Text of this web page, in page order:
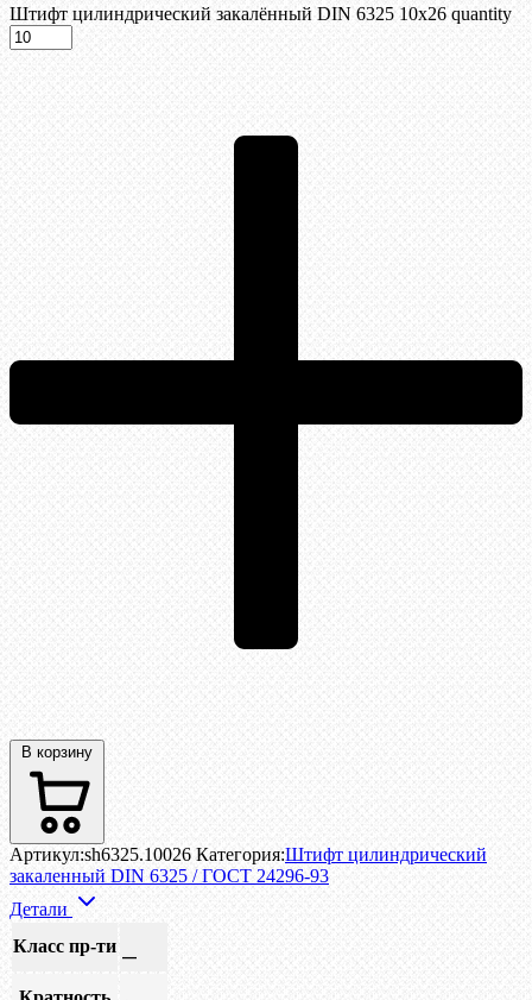
Штифт цилиндрический закалённый DIN 6325 10х26 quantity
В корзину
Артикул:sh6325.10026 Категория:Штифт цилиндрический
закаленный DIN 6325 / ГОСТ 24296-93
Детали
Класс пр-ти —